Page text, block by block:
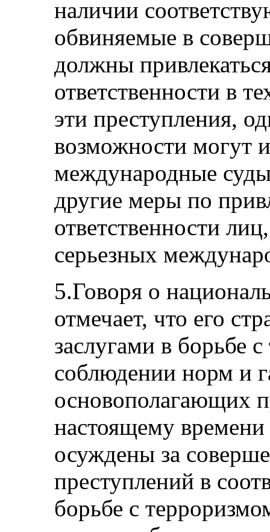
наличии
обвиняемые в
должны
ответственности в
эти преступления,
возможности могут
международные
другие меры по
ответственности
серьезных
5.Говоря о
отмечает, что его
заслугами в борьбе
соблюдении норм и
основополагающих
настоящему
осуждены за
преступлений в
борьбе с